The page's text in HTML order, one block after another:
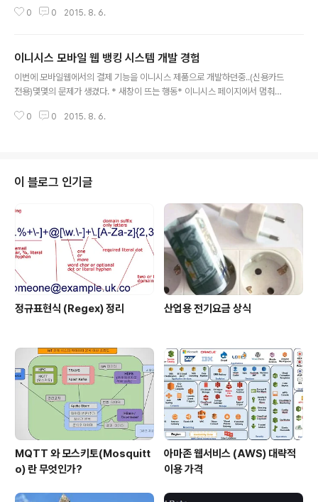
C%84%9C%EB%B9%84%EC%8A%A4-%EA%B0%84%EB%9E%
ws.mk.co.kr/v2/economy/view.php?year=2015&no=466655 htt
p://www.bloter.net/archives/221767 http://iamprogrammer.io/po
st/3..
0 0 2015. 8. 6.
이니시스 모바일 웹 뱅킹 시스템 개발 경험
이번에 모바일웹에서의 결제 기능을 이니시스 제품으로 개발하던중..(신용카드
전용)몇몇의 문제가 생겼다. * 새창이 뜨는 행동* 이니시스 페이지에서 멈춰있
내 실수 :http://hamait.tistory.com/355) 몇몇 은행 (안심결제?)은 2트랜잭
며, 이니시스로 작업하시는 분들은 몇몇 기술적인 부분을 이니시스에 확인해봐
야겠다. 메뉴얼 부분은 좀 실망스러웠지만 참고로 이니시스의 문제 대응은 ..
0 0 2015. 8. 6.
이 블로그 인기글
정규표현식 (Regex) 정리 산업용 전기요금 상식
MQTT 와 모스키토(Mosquitt
o) 란 무엇인가?
아마존 웹서비스 (AWS) 대략적
이용 가격